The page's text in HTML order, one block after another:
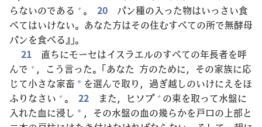
らないのである + 。 20 パン種の入った物はいっさい食
べてはいけない。あなた方はその住むすべての所で無酵母
パンを食べる』」。
21
直ちにモーセはイスラエルのすべての年長者を呼
んで + ，こう言った。「あなた 方のために，その家族に応
じて小さな家畜 * を選んで取り， 過ぎ越しのいけにえをほ
ふりなさい + 。 22 また，ヒソプ + の束を取って水盤に
入れた血に浸し * ，その水盤の血の幾らかを戸口の 上部と